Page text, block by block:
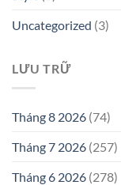
Uncategorized (3)
LƯU TRỮ
Tháng 8 2026 (74)
Tháng 7 2026 (257)
Tháng 6 2026 (278)